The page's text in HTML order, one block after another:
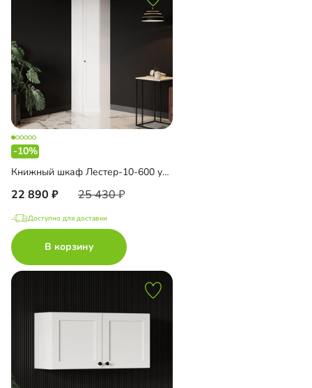
-10%
Книжный шкаф Лестер-10-600 угловой
22 890 25 430
Доступно для доставки
В корзину